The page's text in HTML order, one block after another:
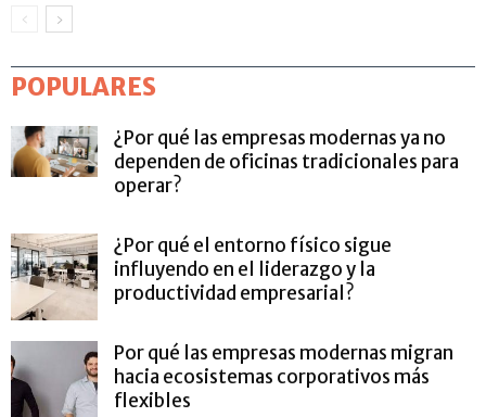
POPULARES
¿Por qué las empresas modernas ya no
dependen de oficinas tradicionales para
operar?
¿Por qué el entorno físico sigue
influyendo en el liderazgo y la
productividad empresarial?
Por qué las empresas modernas migran
hacia ecosistemas corporativos más
flexibles